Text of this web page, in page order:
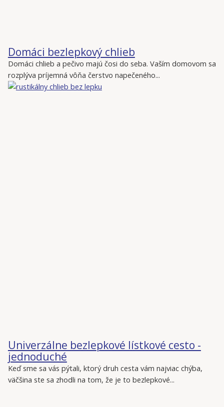
Domáci bezlepkový chlieb
Domáci chlieb a pečivo majú čosi do seba. Vaším domovom sa
rozplýva príjemná vôňa čerstvo napečeného...
Univerzálne bezlepkové lístkové cesto -
jednoduché
Keď sme sa vás pýtali, ktorý druh cesta vám najviac chýba,
väčšina ste sa zhodli na tom, že je to bezlepkové...